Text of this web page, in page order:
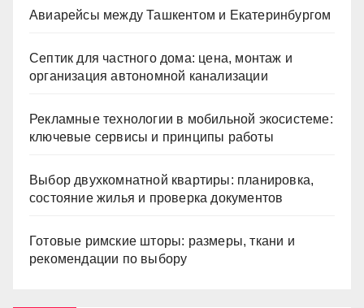
Авиарейсы между Ташкентом и Екатеринбургом
Септик для частного дома: цена, монтаж и
организация автономной канализации
Рекламные технологии в мобильной экосистеме:
ключевые сервисы и принципы работы
Выбор двухкомнатной квартиры: планировка,
состояние жилья и проверка документов
Готовые римские шторы: размеры, ткани и
рекомендации по выбору